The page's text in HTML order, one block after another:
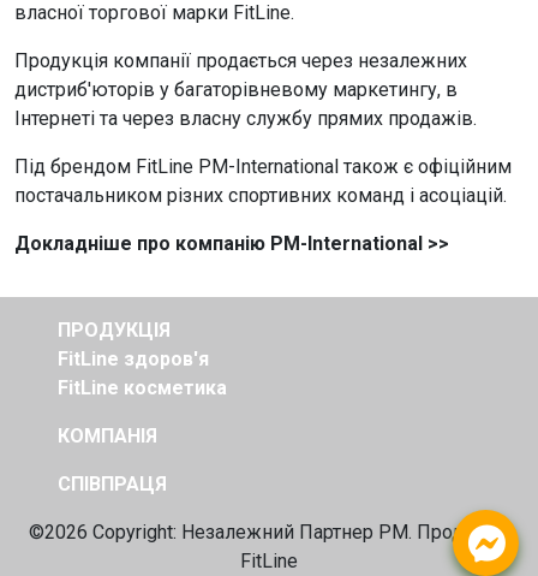
власної торгової марки FitLine.
Продукція компанії продається через незалежних
дистриб'юторів у багаторівневому маркетингу, в
Інтернеті та через власну службу прямих продажів.
Під брендом FitLine PM-International також є офіційним
постачальником різних спортивних команд і асоціацій.
Докладніше про компанію PM-International >>
ПРОДУКЦІЯ
FitLine здоров'я
FitLine косметика
КОМПАНІЯ
СПІВПРАЦЯ
©2026 Copyright: Незалежний Партнер PM. Продукція
FitLine